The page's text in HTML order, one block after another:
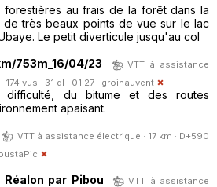
au frais de la forêt dans la
de très beaux points de vue sur le lac
Le petit diverticule jusqu'au col
753m_16/04/23
VTT à assistance
vus · 31 dl · 01:27 · groinauvent
difficulté, du bitume et des routes
apaisant.
VTT à assistance électrique · 17 km · D+590
par Pibou
VTT à assistance